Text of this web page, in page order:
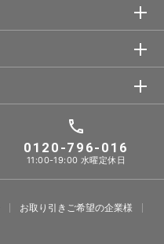
0120-796-016
11:00-19:00 水曜定休日
お取り引きご希望の企業様